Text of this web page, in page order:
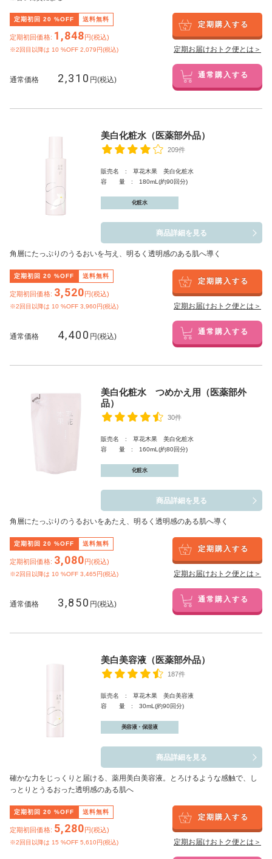
定期初回 20 %OFF 送料無料
定期初回価格: 1,848円(税込)
※2回目以降は 10 %OFF 2,079円(税込)
定期購入する
定期お届けおトク便とは＞
通常価格 2,310 円(税込) 通常購入する
美白化粧水（医薬部外品）
209件
販売名 : 草花木果 美白化粧水
容 量 : 180mL(約90回分)
化粧水
商品詳細を見る
角層にたっぷりのうるおいを与え、明るく透明感のある肌へ導く
定期初回 20 %OFF 送料無料
定期初回価格: 3,520円(税込)
※2回目以降は 10 %OFF 3,960円(税込)
定期購入する
定期お届けおトク便とは＞
通常価格 4,400 円(税込) 通常購入する
美白化粧水 つめかえ用（医薬部外
品）
30件
販売名 : 草花木果 美白化粧水
容 量 : 160mL(約80回分)
化粧水
商品詳細を見る
角層にたっぷりのうるおいをあたえ、明るく透明感のある肌へ導く
定期初回 20 %OFF 送料無料
定期初回価格: 3,080円(税込)
※2回目以降は 10 %OFF 3,465円(税込)
定期購入する
定期お届けおトク便とは＞
通常価格 3,850 円(税込) 通常購入する
美白美容液（医薬部外品）
187件
販売名 : 草花木果 美白美容液
容 量 : 30mL(約90回分)
美容液・保湿液
商品詳細を見る
確かな力をじっくりと届ける、薬用美白美容液。とろけるような感触で、し
っとりとうるおった透明感のある肌へ
定期初回 20 %OFF 送料無料
定期初回価格: 5,280円(税込)
※2回目以降は 15 %OFF 5,610円(税込)
定期購入する
定期お届けおトク便とは＞